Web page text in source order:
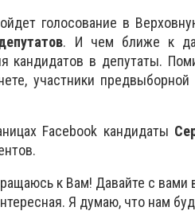
голосование в
. И чем ближе к
кандидатов в депутаты.
участники
Facebook кандидаты
к Вам! Давайте с
Я думаю, что нам